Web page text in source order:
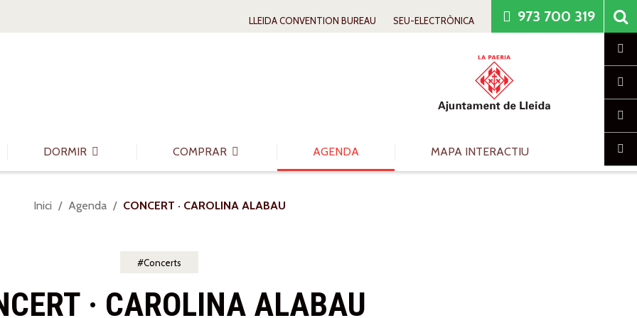
LLEIDA CONVENTION BUREAU SEU-ELECTRÒNICA 973 700 319
DORMIR COMPRAR AGENDA MAPA INTERACTIU
Sou
Inici Agenda CONCERT · CAROLINA ALABAU
Concerts
· CAROLINA ALABAU